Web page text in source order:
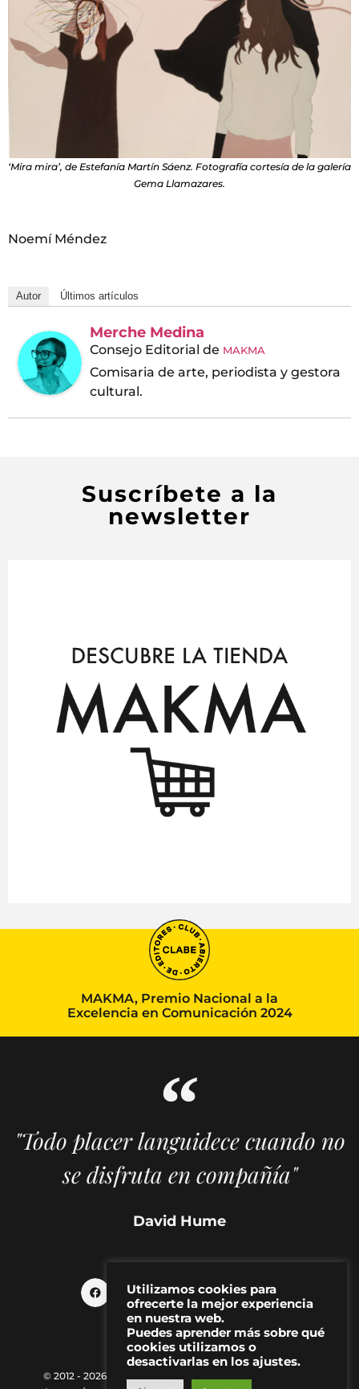
‘Mira mira’, de Estefanía Martín Sáenz. Fotografía cortesía de la galería
Gema Llamazares.
Noemí Méndez
Autor Últimos artículos
Merche Medina
Consejo Editorial de MAKMA
Comisaria de arte, periodista y gestora
cultural.
Suscríbete a la
newsletter
MAKMA, Premio Nacional a la
Excelencia en Comunicación 2024
"Todo placer languidece cuando no
se disfruta en compañía"
David Hume
© 2012 - 2026 MAKMA | Revista de artes visuales y cultura
Utilizamos cookies para
ofrecerte la mejor experiencia
en nuestra web.
Puedes aprender más sobre qué
cookies utilizamos o
desactivarlas en los ajustes.